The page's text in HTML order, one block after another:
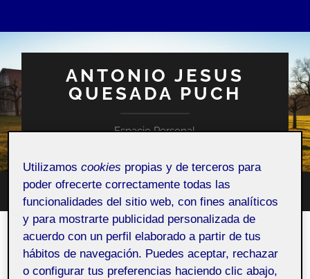
ANTONIO JESUS
QUESADA PUCH
Espacio Personal
Alternar
menú
móvil
el
ACTIFOLIO:PEC 2. PROYECTO ARDUINO
(INTRODUCCIÓN AL ENTORNO DE ARDUINO)
Utilizamoscookies propias y de terceros para
poder ofrecerte correctamente todas las
funcionalidades del sitio web, con fines analíticos
y para mostrarte publicidad personalizada de
acuerdo con un perfil elaborado a partir de tus
hábitos de navegación. Puedes aceptar, rechazar
o configurar tus preferencias haciendo clic abajo,